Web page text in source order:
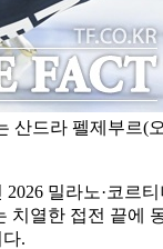
산드라 펠제부르(
밀라노·코르
치열한 접전 끝에
.